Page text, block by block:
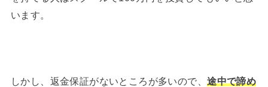
います。
しかし、返金保証がないところが多いので、途中で諦め